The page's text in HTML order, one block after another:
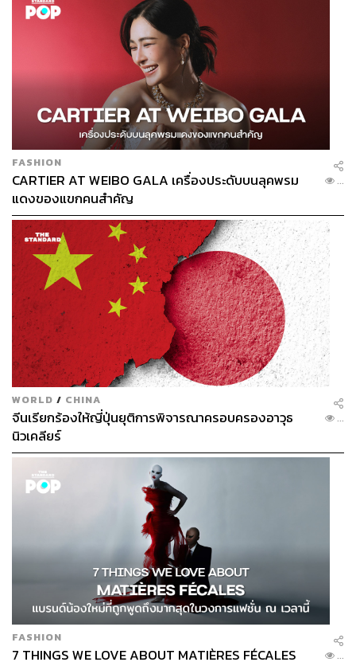
PODCAST – THE SOUND OF SINGTO
เสพสุขทางหูกันให้สุขสมแบบ Multiple Eargasms กับ
สิงโต นำโชค ศิลปินที่นิยามตัวเองว่าเป็นคน ‘โชคดี’ ที่ตอนนี้
เขากลับมากับซิงเกิลใหม่จากสตูดิโออัลบั้มชุดที่ 3
Fun with It
VDO
THISABLE FOR THE DISABLED
นลัทพร ไกรฤกษ์ นักข่าวเพื่อคนพิการ ทำงานอย่างขัน
แข็งบนวีลแชร์ของเธอ เพราะเธอเองก็เป็นโรคกล้ามเนื้ออ่อน
แรงตั้งแต่กำเนิด ไม่ว่าจะอย่างไร เราทุกคนต่างอยู่บนโลกใบ
เดียวกัน ด้วยวิธีมองโลกเช่นนั้น นลัทพรสร้างสรรค์เรื่องราว
ใดขึ้นมาบ้าง THE STANDARD จะพาไปดู
หยิบนิตยสาร THE STANDARD ได้ที่ร้านกาแฟสตาร์บัคส์
200 สาขาทั่วกรุงเทพฯ และติดตามอ่านบทความเพิ่มเติม
หรือดาวน์โหลดไฟล์ได้ในwww.thestandard.co/magazine
FASHION
CARTIER AT WEIBO GALA เครื่องประดับบนลุคพรม
แดงของแขกคนสำคัญ
...
WORLD / CHINA
จีนเรียกร้องให้ญี่ปุ่นยุติการพิจารณาครอบครองอาวุธ
นิวเคลียร์
...
FASHION
7 THINGS WE LOVE ABOUT MATIÈRES FÉCALES ...